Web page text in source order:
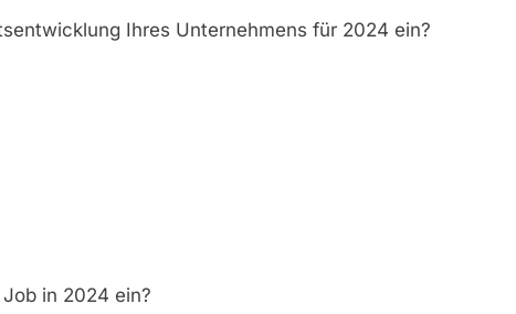
Ihres Unternehmens für 2024 ein?
in 2024 ein?